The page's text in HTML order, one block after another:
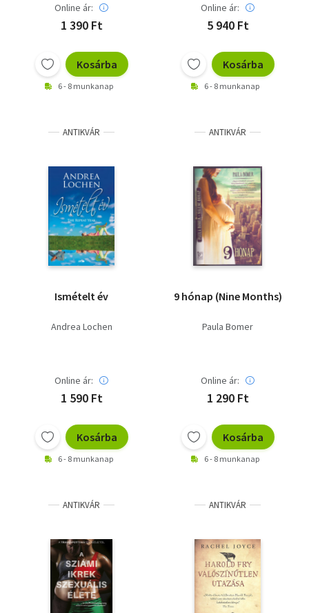
Online ár:
1 390 Ft
Kosárba
6 - 8 munkanap
Online ár:
5 940 Ft
Kosárba
6 - 8 munkanap
ANTIKVÁR
Ismételt év
Andrea Lochen
Online ár:
1 590 Ft
Kosárba
6 - 8 munkanap
ANTIKVÁR
9 hónap (Nine Months)
Paula Bomer
Online ár:
1 290 Ft
Kosárba
6 - 8 munkanap
ANTIKVÁR ANTIKVÁR